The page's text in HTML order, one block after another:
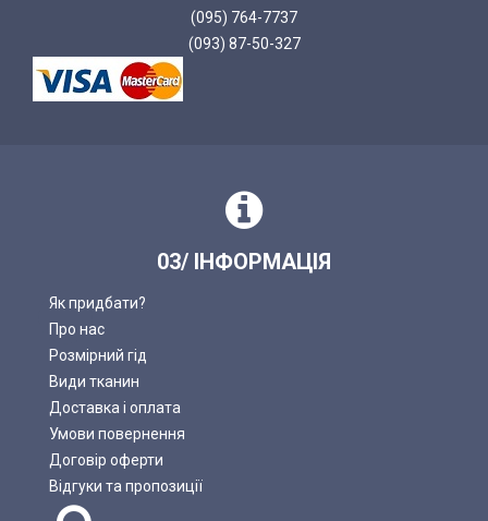
(095) 764-7737
(093) 87-50-327
03/ ІНФОРМАЦІЯ
Як придбати?
Про нас
Розмірний гід
Види тканин
Доставка і оплата
Умови повернення
Договір оферти
Відгуки та пропозиції